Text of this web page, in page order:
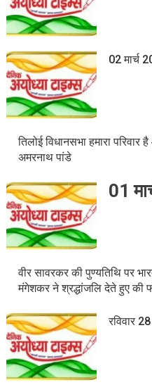
02 मार्च
तिलोई विधानसभा हमारा परिवार
अमरनाथ पांडे
01
वीर सावरकर की पुण्यतिथि पर
मंगेशकर ने श्रद्धांजलि देते हुए की
रविवार